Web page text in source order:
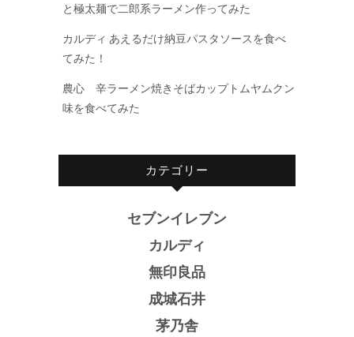
と極太麺で二郎系ラーメン作ってみた
カルディ あえるだけ納豆パスタソースを食べ
てみた！
農心 辛ラーメン焼きそばカップトムヤムクン
味を食べてみた
カテゴリー
セブンイレブン
カルディ
無印良品
成城石井
茅乃舎